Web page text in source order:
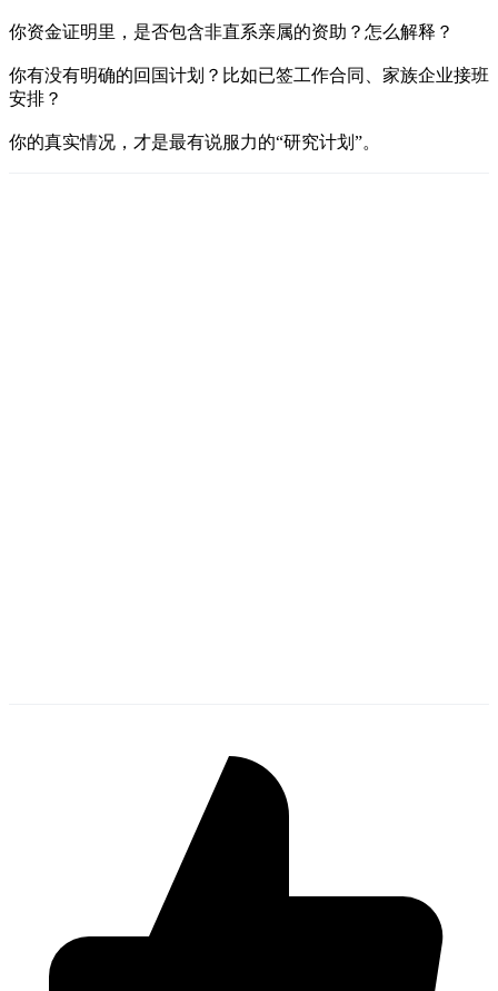
你资金证明里，是否包含非直系亲属的资助？怎么解释？
你有没有明确的回国计划？比如已签工作合同、家族企业接班
安排？
你的真实情况，才是最有说服力的“研究计划”。